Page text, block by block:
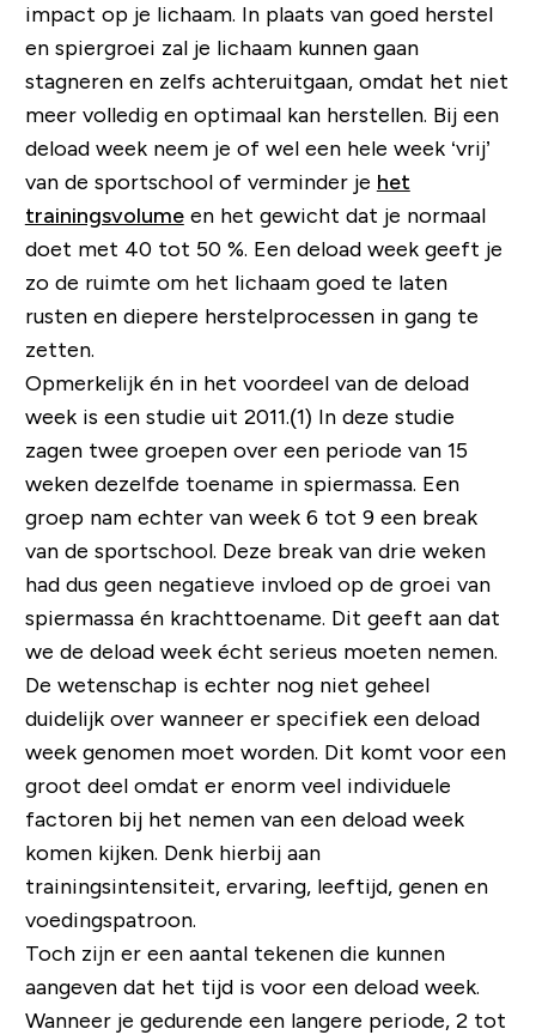
impact op je lichaam. In plaats van goed herstel
en spiergroei zal je lichaam kunnen gaan
stagneren en zelfs achteruitgaan, omdat het niet
meer volledig en optimaal kan herstellen. Bij een
deload week neem je of wel een hele week ‘vrij’
van de sportschool of verminder je het
trainingsvolumeen het gewicht dat je normaal
doet met 40 tot 50 %. Een deload week geeft je
zo de ruimte om het lichaam goed te laten
rusten en diepere herstelprocessen in gang te
zetten.
Opmerkelijk én in het voordeel van de deload
week is een studie uit 2011.(1) In deze studie
zagen twee groepen over een periode van 15
weken dezelfde toename in spiermassa. Een
groep nam echter van week 6 tot 9 een break
van de sportschool. Deze break van drie weken
had dus geen negatieve invloed op de groei van
spiermassa én krachttoename. Dit geeft aan dat
we de deload week écht serieus moeten nemen.
De wetenschap is echter nog niet geheel
duidelijk over wanneer er specifiek een deload
week genomen moet worden. Dit komt voor een
groot deel omdat er enorm veel individuele
factoren bij het nemen van een deload week
komen kijken. Denk hierbij aan
trainingsintensiteit, ervaring, leeftijd, genen en
voedingspatroon.
Toch zijn er een aantal tekenen die kunnen
aangeven dat het tijd is voor een deload week.
Wanneer je gedurende een langere periode, 2 tot